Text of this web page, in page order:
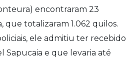
encontraram 23
que totalizaram 1.062 quilos.
ele admitiu ter recebido
Sapucaia e que levaria até